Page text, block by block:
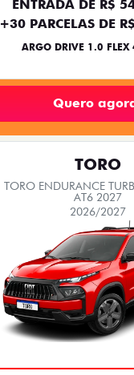
ENTRADA DE R$
+30 PARCELAS DE
ARGO DRIVE 1.0
Quero
TORO
TORO ENDURANCE
AT6 2027
2026/2027